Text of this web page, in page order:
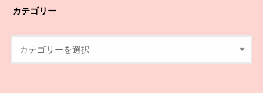
カテゴリー